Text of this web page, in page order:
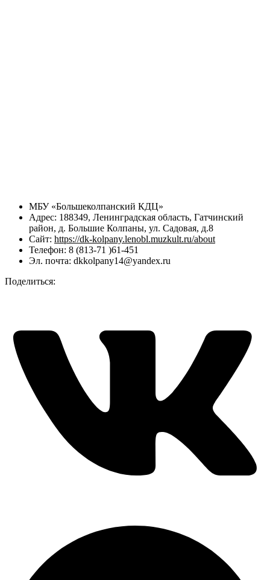
МБУ «Большеколпанский КДЦ»
Адрес: 188349, Ленинградская область, Гатчинский
район, д. Большие Колпаны, ул. Садовая, д.8
Сайт: https://dk-kolpany.lenobl.muzkult.ru/about
Телефон: 8 (813-71 )61-451
Эл. почта: dkkolpany14@yandex.ru
Поделиться: